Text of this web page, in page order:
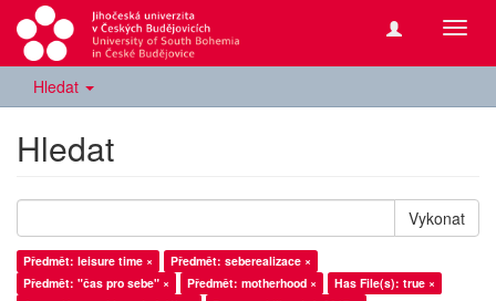
Hledat
Hledat
Vykonat
Předmět: leisure time ×
Předmět: seberealizace ×
Předmět: "čas pro sebe" ×
Předmět: motherhood ×
Has File(s): true ×